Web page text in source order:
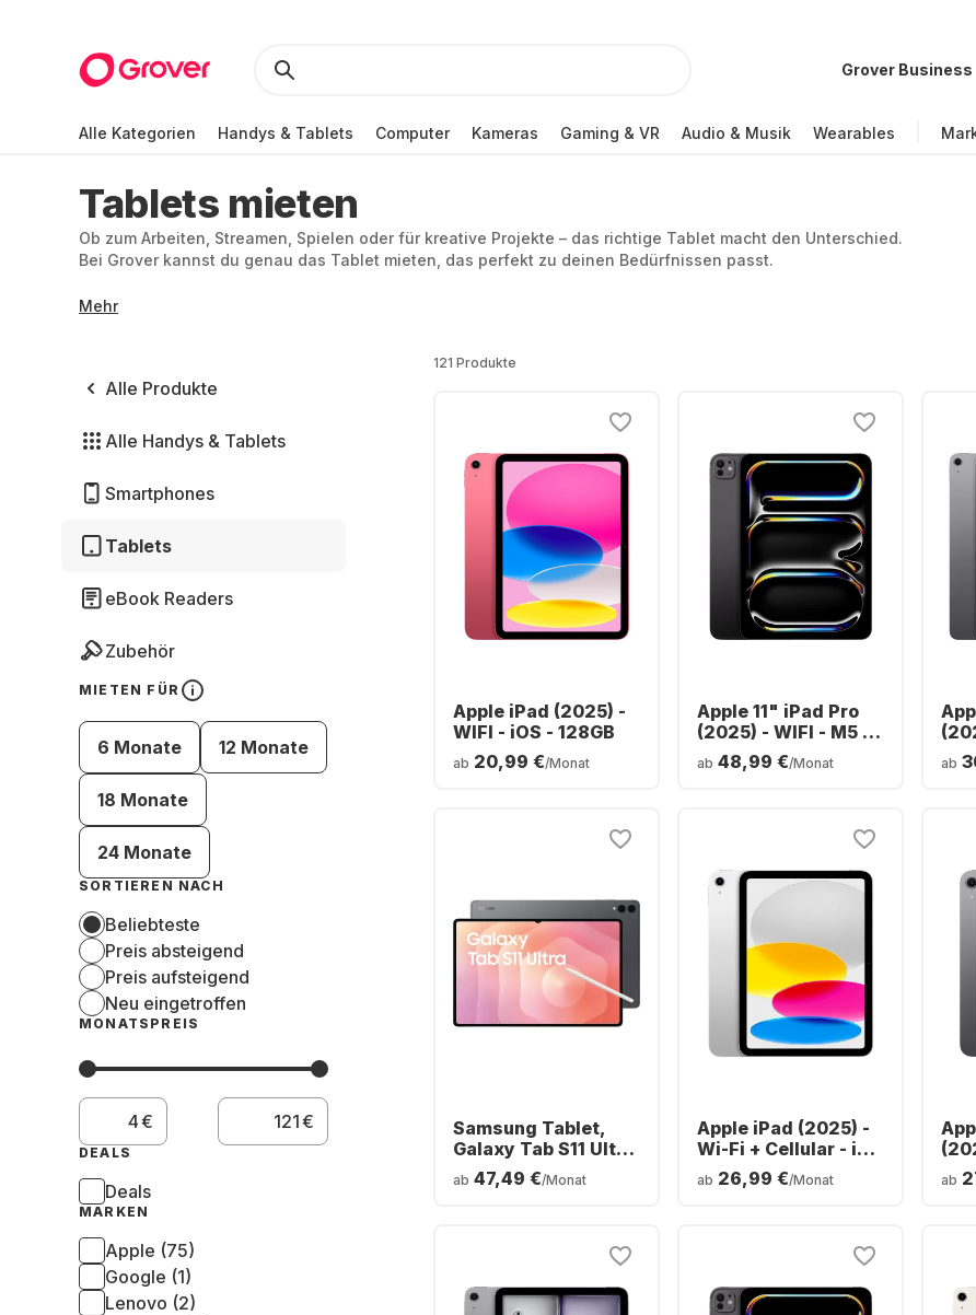
Grover Business
Alle Kategorien Handys & Tablets Computer Kameras Gaming & VR Audio & Musik Wearables
Tablets mieten
Ob zum Arbeiten, Streamen, Spielen oder für kreative Projekte – das richtige Tablet macht den Unterschied.
Bei Grover kannst du genau das Tablet mieten, das perfekt zu deinen Bedürfnissen passt.
Mehr
Alle Produkte
Alle Handys & Tablets
Smartphones
Tablets
eBook Readers
Zubehör
MIETEN FÜR
6 Monate 12 Monate
18 Monate
24 Monate
SORTIEREN NACH
Beliebteste
Preis absteigend
Preis aufsteigend
Neu eingetroffen
MONATSPREIS
€ €
DEALS
Deals
MARKEN
Apple (75)
Google (1)
Lenovo (2)
121 Produkte
Apple iPad (2025) -
WIFI - iOS - 128GB
ab 20,99 €/Monat
Apple 11" iPad Pro
(2025) - WIFI - M5 -
256GB
ab 48,99 €/Monat ab
Samsung Tablet,
Galaxy Tab S11 Ultra
- WIFI - Android -
256GB
ab 47,49 €/Monat
Apple iPad (2025) -
Wi-Fi + Cellular - iOS
- 128GB
ab 26,99 €/Monat ab